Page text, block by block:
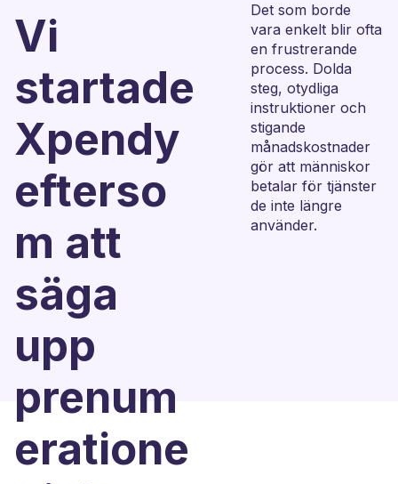
Vi
startade
Xpendy
efterso
m att
säga
upp
prenum
eratione
Det som borde
vara enkelt blir ofta
en frustrerande
process. Dolda
steg, otydliga
instruktioner och
stigande
månadskostnader
gör att människor
betalar för tjänster
de inte längre
använder.